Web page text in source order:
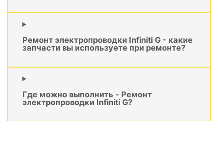
Ремонт электропроводки Infiniti G - какие
запчасти вы используете при ремонте?
Где можно выполнить - Ремонт
электропроводки Infiniti G?